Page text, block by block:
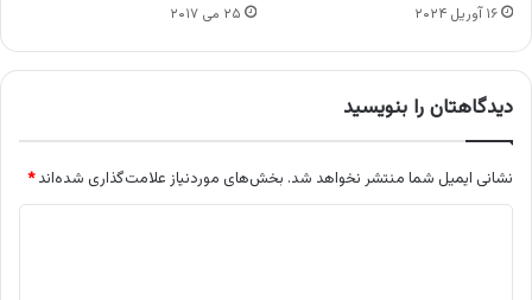
۱۶ آوریل ۲۰۲۴ ۲۵ می ۲۰۱۷
دیدگاهتان را بنویسید
نشانی ایمیل شما منتشر نخواهد شد. بخش‌های موردنیاز علامت‌گذاری شده‌اند*